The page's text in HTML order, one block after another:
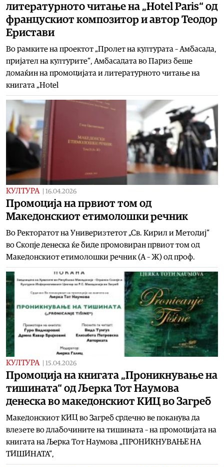
литературното читање на „Hotel Paris“ од
францускиот композитор и автор Теодор
Еристави
Во рамките на проектот „Пролет на културата – Амбасада,
пријател на културите“, Амбасадата во Париз беше
домаќин на промоцијата и литературното читање на
книгата „Hotel
КУЛТУРА 16.04.2026
Промоција на првиот том од
Македонскиот етимолошки речник
Во Ректоратот на Универизтетот „Св. Кирил и Методиј“
во Скопје денеска ќе биде промовиран првиот том од
Македонскиот етимолошки речник (А – Ж) од проф.
КУЛТУРА 15.04.2026
Промоција на книгата „Проникнување на
тишината“ од Љерка Тот Наумова
денеска во македонскиот КИЦ во Загреб
Македонскиот КИЦ во Загреб срдечно ве поканува да
влезете во длабочините на тишината – на промоцијата на
книгата на Љерка Тот Наумова „ПРОНИКНУВАЊЕ НА
ТИШИНАТА“,